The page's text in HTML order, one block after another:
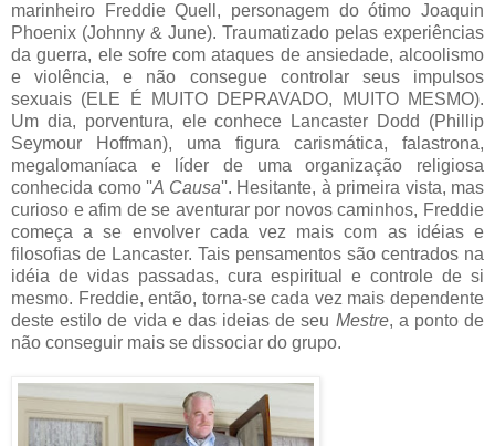
marinheiro Freddie Quell, personagem do ótimo Joaquin
Phoenix (Johnny & June). Traumatizado pelas experiências
da guerra, ele sofre com ataques de ansiedade, alcoolismo
e violência, e não consegue controlar seus impulsos
sexuais (ELE É MUITO DEPRAVADO, MUITO MESMO).
Um dia, porventura, ele conhece Lancaster Dodd (Phillip
Seymour Hoffman), uma figura carismática, falastrona,
megalomaníaca e líder de uma organização religiosa
conhecida como ''A Causa''. Hesitante, à primeira vista, mas
curioso e afim de se aventurar por novos caminhos, Freddie
começa a se envolver cada vez mais com as idéias e
filosofias de Lancaster. Tais pensamentos são centrados na
idéia de vidas passadas, cura espiritual e controle de si
mesmo. Freddie, então, torna-se cada vez mais dependente
deste estilo de vida e das ideias de seu Mestre, a ponto de
não conseguir mais se dissociar do grupo.